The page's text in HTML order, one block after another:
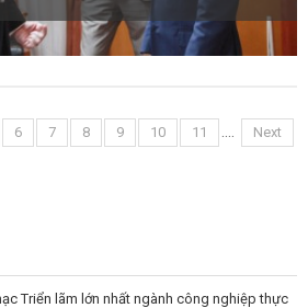
6 7 8 9 10 11
Next
Triển lãm lớn nhất ngành công nghiệp thực